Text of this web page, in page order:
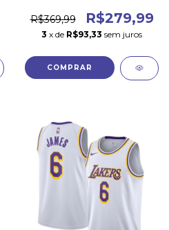
R$369,99
R$279,99
3 x de R$93,33 sem juros
COMPRAR